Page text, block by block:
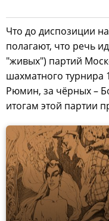
Что до диспозиции
полагают, что речь
"живых") партий
шахматного турнира
Рюмин, за чёрных –
итогам этой партии